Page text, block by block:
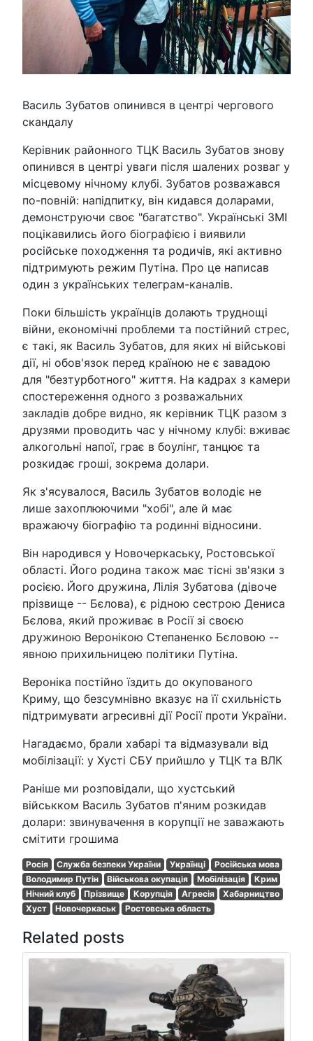
Василь Зубатов опинився в центрі чергового
скандалу
Керівник районного ТЦК Василь Зубатов знову
опинився в центрі уваги після шалених розваг у
місцевому нічному клубі. Зубатов розважався
по-повній: напідпитку, він кидався доларами,
демонструючи своє "багатство". Українські ЗМІ
поцікавились його біографією і виявили
російське походження та родичів, які активно
підтримують режим Путіна. Про це написав
один з українських телеграм-каналів.
Поки більшість українців долають труднощі
війни, економічні проблеми та постійний стрес,
є такі, як Василь Зубатов, для яких ні військові
дії, ні обов'язок перед країною не є завадою
для "безтурботного" життя. На кадрах з камери
спостереження одного з розважальних
закладів добре видно, як керівник ТЦК разом з
друзями проводить час у нічному клубі: вживає
алкогольні напої, грає в боулінг, танцює та
розкидає гроші, зокрема долари.
Як з'ясувалося, Василь Зубатов володіє не
лише захоплюючими "хобі", але й має
вражаючу біографію та родинні відносини.
Він народився у Новочеркаську, Ростовської
області. Його родина також має тісні зв'язки з
росією. Його дружина, Лілія Зубатова (дівоче
прізвище -- Бєлова), є рідною сестрою Дениса
Бєлова, який проживає в Росії зі своєю
дружиною Веронікою Степаненко Бєловою --
явною прихильницею політики Путіна.
Вероніка постійно їздить до окупованого
Криму, що безсумнівно вказує на її схильність
підтримувати агресивні дії Росії проти України.
Нагадаємо, брали хабарі та відмазували від
мобілізації: у Хусті СБУ прийшло у ТЦК та ВЛК
Раніше ми розповідали, що хустський
військком Василь Зубатов п'яним розкидав
долари: звинувачення в корупції не заважають
смітити грошима
Росія Служба безпеки України Українці
Російська мова
Володимир Путін
Військова окупація Мобілізація
Крим
Нічний клуб
Прізвище Корупція Агресія
Хабарництво
Хуст
Новочеркаськ Ростовська область
Related posts